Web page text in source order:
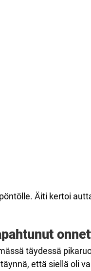
Äiti kertoi
täydessä
että siellä oli